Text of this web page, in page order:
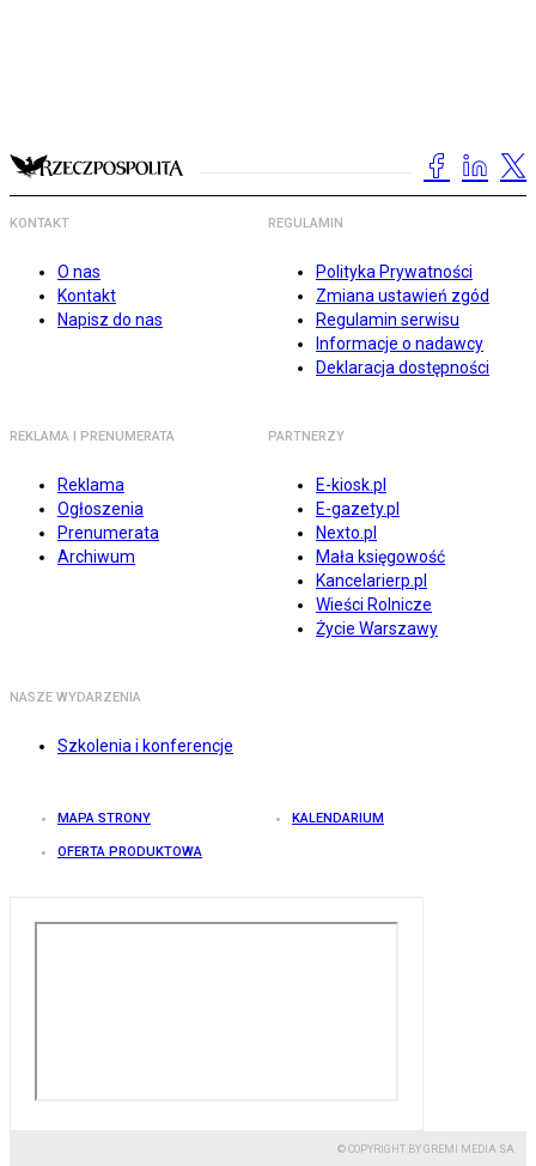
KONTAKT
O nas
Kontakt
Napisz do nas
REGULAMIN
Polityka Prywatności
Zmiana ustawień zgód
Regulamin serwisu
Informacje o nadawcy
Deklaracja dostępności
REKLAMA I PRENUMERATA
Reklama
Ogłoszenia
Prenumerata
Archiwum
PARTNERZY
E-kiosk.pl
E-gazety.pl
Nexto.pl
Mała księgowość
Kancelarierp.pl
Wieści Rolnicze
Życie Warszawy
NASZE WYDARZENIA
Szkolenia i konferencje
MAPA STRONY KALENDARIUM
OFERTA PRODUKTOWA
© COPYRIGHT BY GREMI MEDIA SA